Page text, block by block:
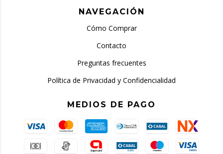
NAVEGACIÓN
Cómo Comprar
Contacto
Preguntas frecuentes
Política de Privacidad y Confidencialidad
MEDIOS DE PAGO